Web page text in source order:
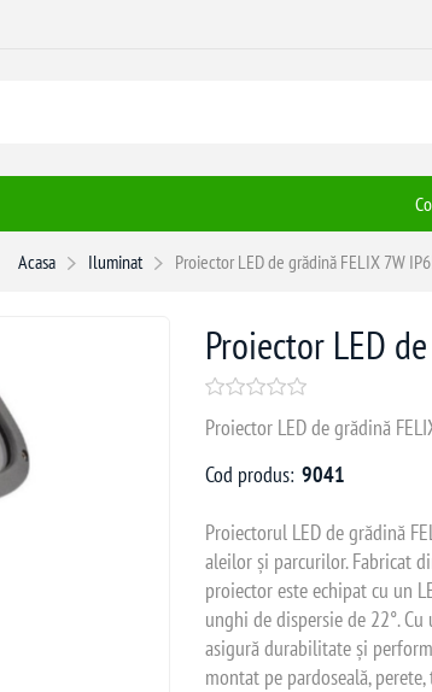
Acasa Iluminat Proiector LED de grădină FELIX 7W
Proiector LED
Proiector LED de grădină
Cod produs: 9041
Proiectorul LED de grădină
aleilor și parcurilor. Fabricat
proiector este echipat cu un
unghi de dispersie de 22°.
asigură durabilitate și
montat pe pardoseală,